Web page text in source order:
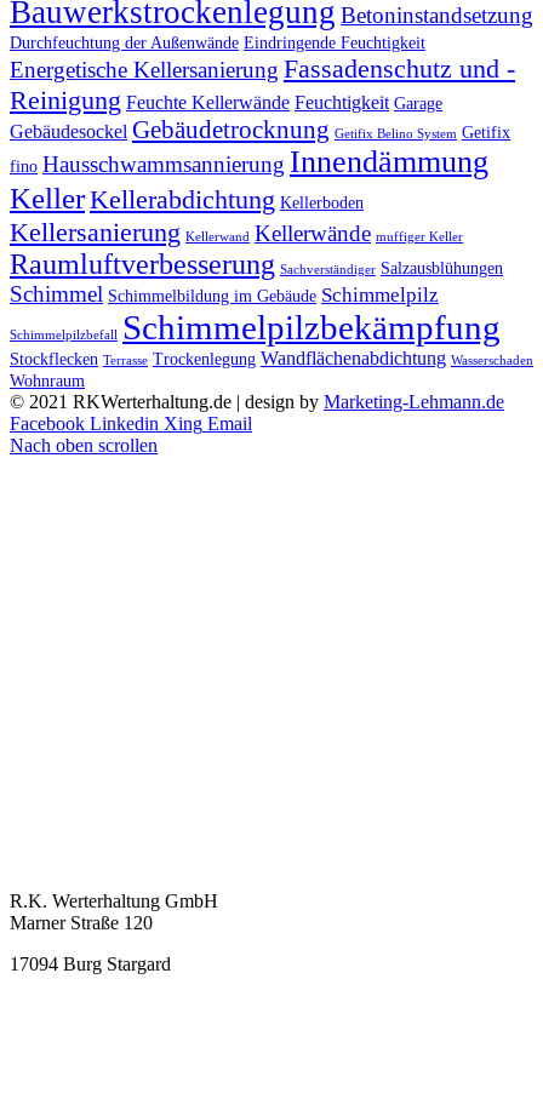
Bauwerkstrockenlegung Betoninstandsetzung
Durchfeuchtung der Außenwände Eindringende Feuchtigkeit
Energetische Kellersanierung Fassadenschutz und -
Reinigung Feuchte Kellerwände Feuchtigkeit Garage
Gebäudesockel Gebäudetrocknung Getifix Belino System Getifix
fino Hausschwammsannierung Innendämmung
KellerKellerabdichtung Kellerboden
Kellersanierung Kellerwand Kellerwände muffiger Keller
Raumluftverbesserung Sachverständiger Salzausblühungen
Schimmel Schimmelbildung im Gebäude Schimmelpilz
Schimmelpilzbefall Schimmelpilzbekämpfung
Stockflecken Terrasse Trockenlegung Wandflächenabdichtung Wasserschaden
Wohnraum
© 2021 RKWerterhaltung.de | design by Marketing-Lehmann.de
Facebook Linkedin Xing Email
Nach oben scrollen
R.K. Werterhaltung GmbH
Marner Straße 120
17094 Burg Stargard